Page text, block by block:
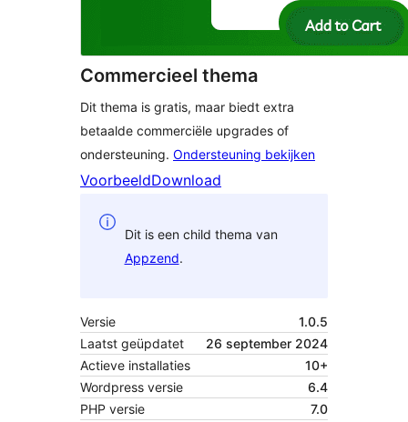
Commercieel thema
Dit thema is gratis, maar biedt extra
betaalde commerciële upgrades of
ondersteuning. Ondersteuning bekijken
VoorbeeldDownload
Dit is een child thema van
Appzend.
Versie
1.0.5
Laatst geüpdatet
26 september 2024
Actieve installaties
10+
Wordpress versie
6.4
PHP versie
7.0